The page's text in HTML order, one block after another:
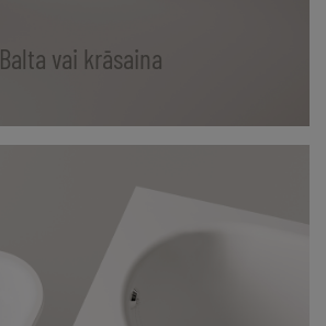
Balta vai krāsaina